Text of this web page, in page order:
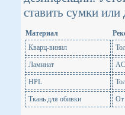
ставить сумки
Материал
Кварц-винил
Ламинат
HPL
Ткань для обивки От